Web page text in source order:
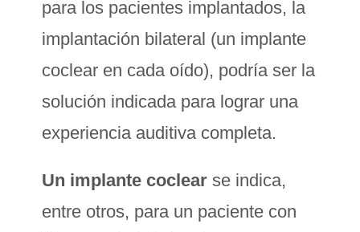
para los pacientes implantados, la
implantación bilateral (un implante
coclear en cada oído), podría ser la
solución indicada para lograr una
experiencia auditiva completa.
Un implante coclear se indica,
entre otros, para un paciente con